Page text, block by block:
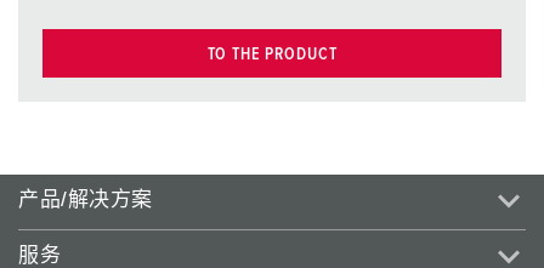
TO THE PRODUCT
产品/解决方案
服务